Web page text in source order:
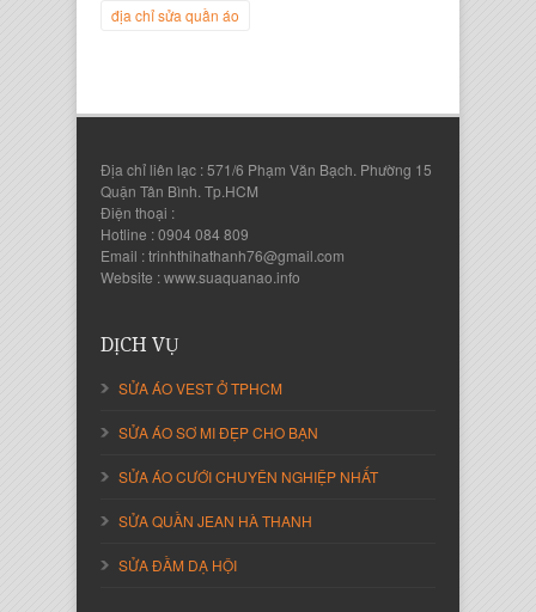
Nguyễn Thanh Sang
địa chỉ sửa quần áo
Địa chỉ liên lạc : 571/6 Phạm Văn Bạch. Phường 15
Quận Tân Bình. Tp.HCM
Điện thoại :
Hotline : 0904 084 809
Email : trinhthihathanh76@gmail.com
Website : www.suaquanao.info
DỊCH VỤ
SỬA ÁO VEST Ở TPHCM
SỬA ÁO SƠ MI ĐẸP CHO BẠN
SỬA ÁO CƯỚI CHUYÊN NGHIỆP NHẤT
SỬA QUẦN JEAN HÀ THANH
SỬA ĐẦM DẠ HỘI